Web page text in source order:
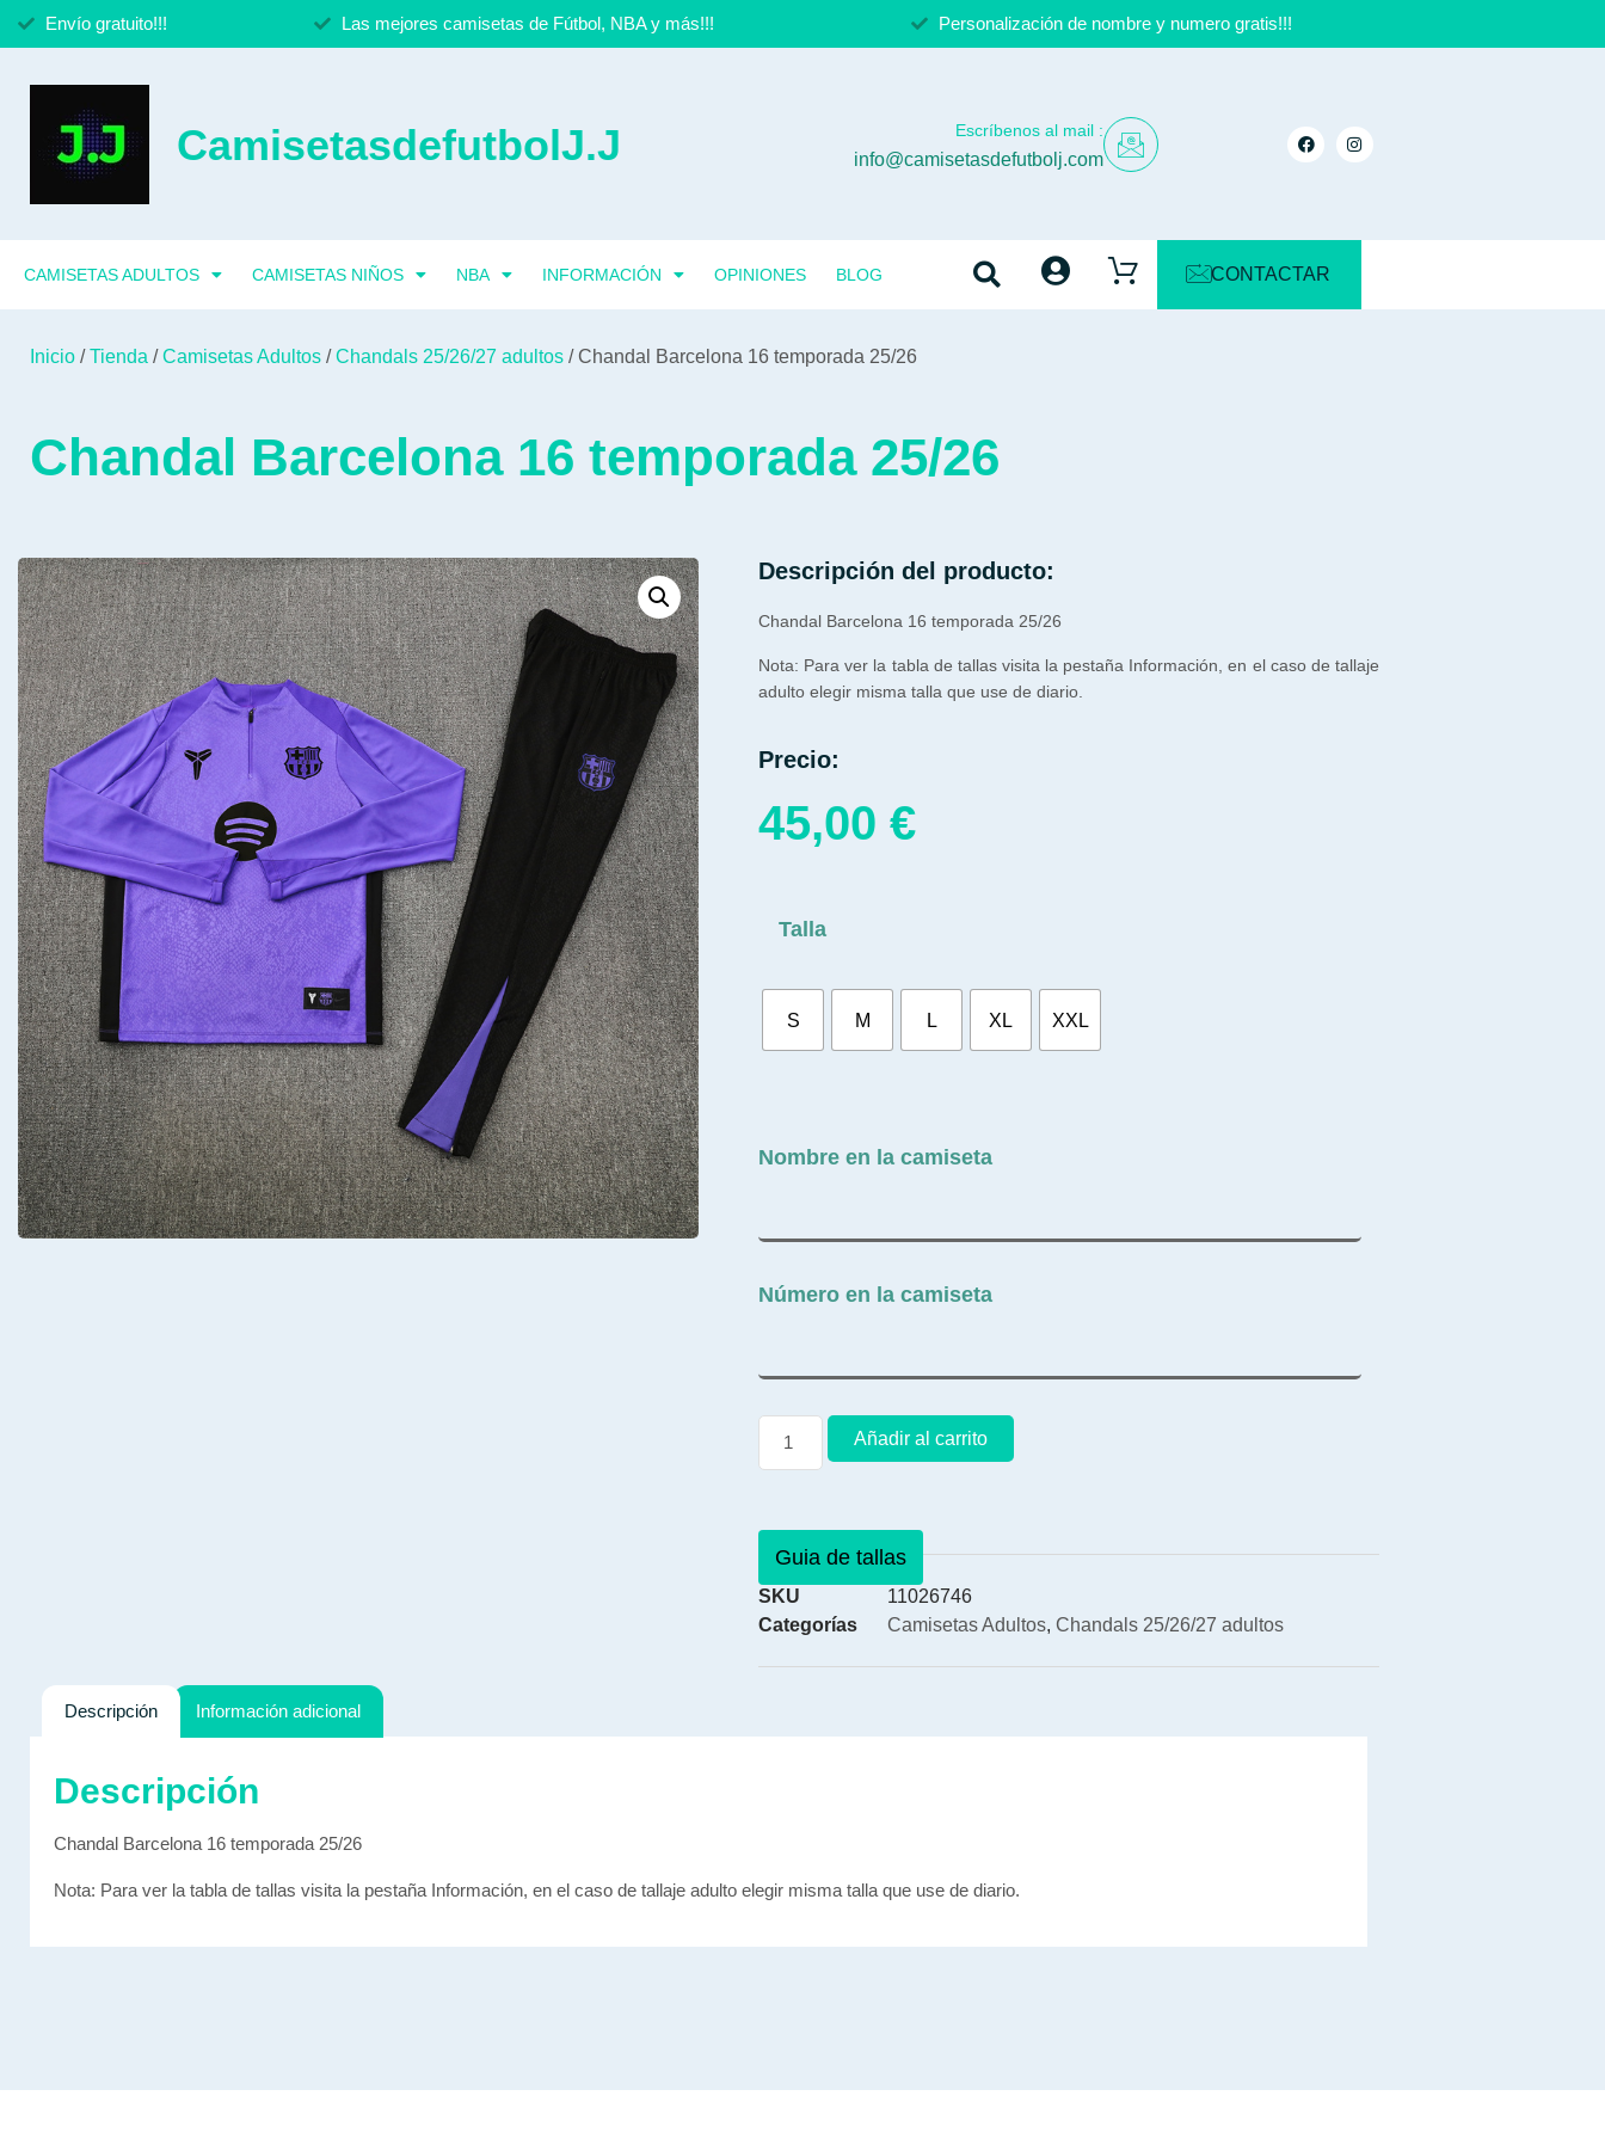
Envío gratuito!!! Las mejores camisetas de Fútbol, NBA y más!!! Personalización de nombre y numero gratis!!!
CamisetasdefutbolJ.J Escríbenos al mail :
info@camisetasdefutbolj.com
CAMISETAS ADULTOS CAMISETAS NIÑOS NBA INFORMACIÓN OPINIONES BLOG CONTACTAR
Inicio /Tienda /Camisetas Adultos /Chandals 25/26/27 adultos / Chandal Barcelona 16 temporada 25/26
Chandal Barcelona 16 temporada 25/26
Descripción del producto:
Chandal Barcelona 16 temporada 25/26
Nota: Para ver la tabla de tallas visita la pestaña Información, en el caso de tallaje
adulto elegir misma talla que use de diario.
Precio:
45,00 €
Talla
S M L XL XXL
Nombre en la camiseta
Número en la camiseta
Añadir al carrito
Guia de tallas
SKU
11026746
Categorías
Camisetas Adultos, Chandals 25/26/27 adultos
Descripción Información adicional
Descripción
Chandal Barcelona 16 temporada 25/26
Nota: Para ver la tabla de tallas visita la pestaña Información, en el caso de tallaje adulto elegir misma talla que use de diario.